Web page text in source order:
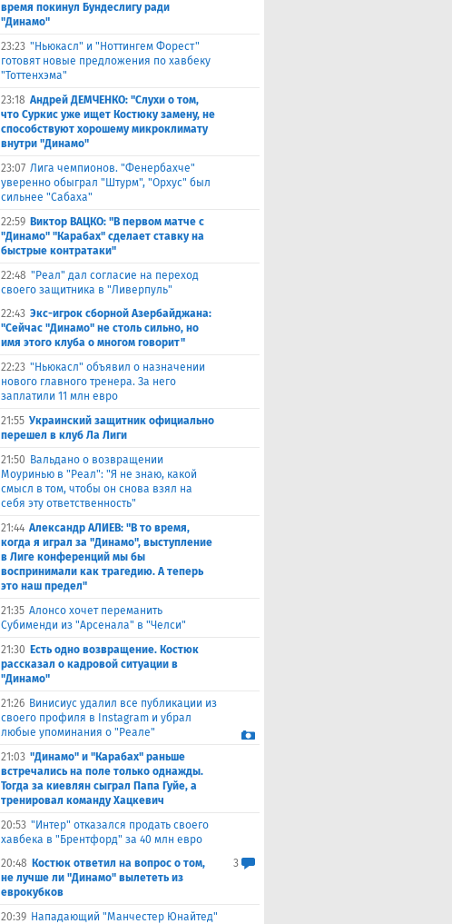
время покинул Бундеслигу ради
"Динамо"
23:23 "Ньюкасл" и "Ноттингем Форест"
готовят новые предложения по хавбеку
"Тоттенхэма"
23:18 Андрей ДЕМЧЕНКО: "Слухи о том,
что Суркис уже ищет Костюку замену, не
способствуют хорошему микроклимату
внутри "Динамо"
23:07 Лига чемпионов. "Фенербахче"
уверенно обыграл "Штурм", "Орхус" был
сильнее "Сабаха"
22:59 Виктор ВАЦКО: "В первом матче с
"Динамо" "Карабах" сделает ставку на
быстрые контратаки"
22:48 "Реал" дал согласие на переход
своего защитника в "Ливерпуль"
22:43 Экс-игрок сборной Азербайджана:
"Сейчас "Динамо" не столь сильно, но
имя этого клуба о многом говорит"
22:23 "Ньюкасл" объявил о назначении
нового главного тренера. За него
заплатили 11 млн евро
21:55 Украинский защитник официально
перешел в клуб Ла Лиги
21:50 Вальдано о возвращении
Моуринью в "Реал": "Я не знаю, какой
смысл в том, чтобы он снова взял на
себя эту ответственность"
21:44 Александр АЛИЕВ: "В то время,
когда я играл за "Динамо", выступление
в Лиге конференций мы бы
воспринимали как трагедию. А теперь
это наш предел"
21:35 Алонсо хочет переманить
Субименди из "Арсенала" в "Челси"
21:30 Есть одно возвращение. Костюк
рассказал о кадровой ситуации в
"Динамо"
21:26 Винисиус удалил все публикации из
своего профиля в Instagram и убрал
любые упоминания о "Реале"
21:03 "Динамо" и "Карабах" раньше
встречались на поле только однажды.
Тогда за киевлян сыграл Папа Гуйе, а
тренировал команду Хацкевич
20:53 "Интер" отказался продать своего
хавбека в "Брентфорд" за 40 млн евро
20:48 Костюк ответил на вопрос о том,
не лучше ли "Динамо" вылететь из
еврокубков
3
20:39 Нападающий "Манчестер Юнайтед"